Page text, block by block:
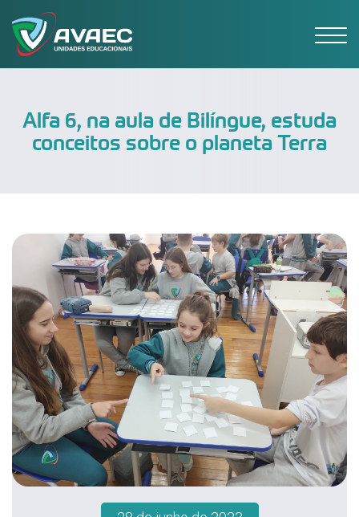
Alfa 6, na aula de Bilíngue, estuda
conceitos sobre o planeta Terra